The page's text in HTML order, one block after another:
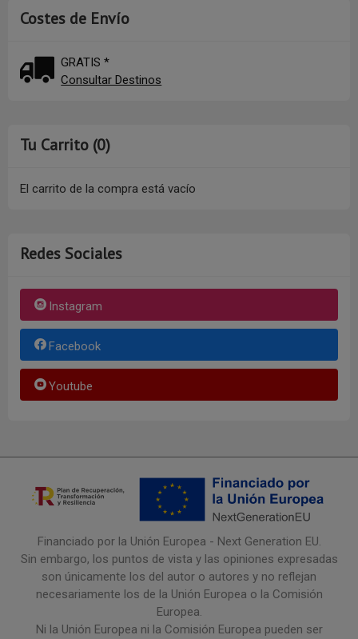
Costes de Envío
GRATIS *
Consultar Destinos
Tu Carrito (0)
El carrito de la compra está vacío
Redes Sociales
Instagram
Facebook
Youtube
Financiado por la Unión Europea - Next Generation EU.
Sin embargo, los puntos de vista y las opiniones expresadas
son únicamente los del autor o autores y no reflejan
necesariamente los de la Unión Europea o la Comisión
Europea.
Ni la Unión Europea ni la Comisión Europea pueden ser